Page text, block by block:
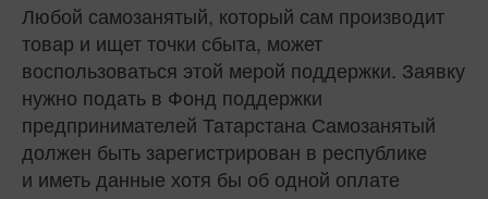
Любой самозанятый, который сам производит
товар и ищет точки сбыта, может
воспользоваться этой мерой поддержки. Заявку
нужно подать в Фонд поддержки
предпринимателей Татарстана Самозанятый
должен быть зарегистрирован в республике
и иметь данные хотя бы об одной оплате